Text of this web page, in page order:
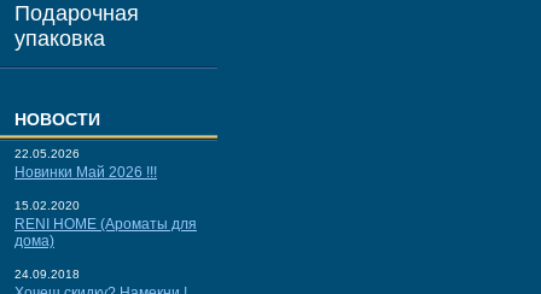
Подарочная
упаковка
НОВОСТИ
22.05.2026
Новинки Май 2026 !!!
15.02.2020
RENI HOME (Ароматы для
дома)
24.09.2018